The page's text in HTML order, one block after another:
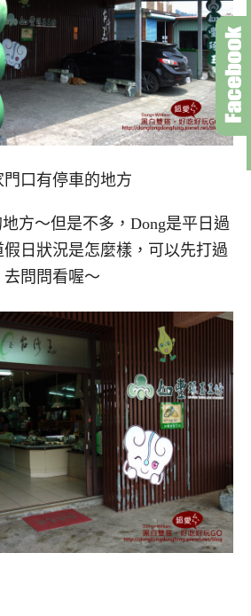
門口有停車的地方
方～但是不多，Dong是平日過
日狀況是怎麼樣，可以先打過
去問問看喔～